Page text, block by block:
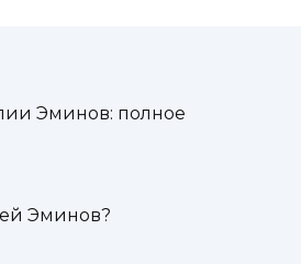
Эминов: полное
Эминов?